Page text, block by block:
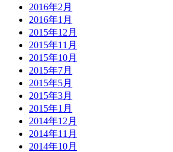
2016年2月
2016年1月
2015年12月
2015年11月
2015年10月
2015年7月
2015年5月
2015年3月
2015年1月
2014年12月
2014年11月
2014年10月